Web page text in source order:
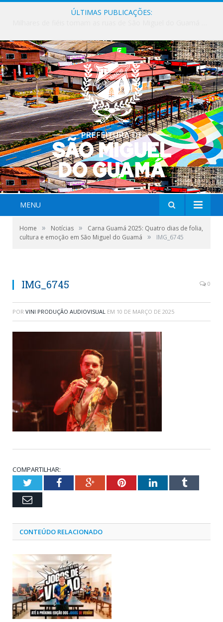
ÚLTIMAS PUBLICAÇÕES:
MENU
Home » Notícias »
Carna Guamá 2025: Quatro dias de folia,
cultura e emoção em São Miguel do Guamá
» IMG_6745
IMG_6745 0
POR VINI PRODUÇÃO AUDIOVISUAL EM 10 DE MARÇO DE 2025
COMPARTILHAR:
TwitterFacebookGoogle+PinterestLinkedInTumblr
Email
CONTEÚDO RELACIONADO